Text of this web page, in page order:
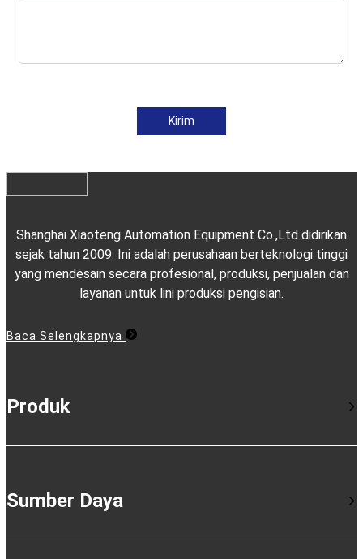
Kirim
Shanghai Xiaoteng Automation Equipment Co.,Ltd didirikan
sejak tahun 2009. Ini adalah perusahaan berteknologi tinggi
yang mendesain secara profesional, produksi, penjualan dan
layanan untuk lini produksi pengisian.
Baca Selengkapnya
Produk
Sumber Daya